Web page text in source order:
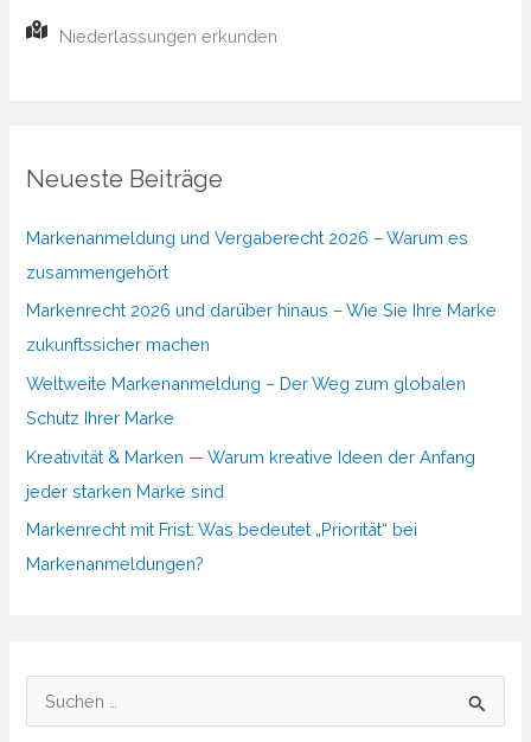
Niederlassungen erkunden
Neueste Beiträge
Markenanmeldung und Vergaberecht 2026 – Warum es
zusammengehört
Markenrecht 2026 und darüber hinaus – Wie Sie Ihre Marke
zukunftssicher machen
Weltweite Markenanmeldung – Der Weg zum globalen
Schutz Ihrer Marke
Kreativität & Marken — Warum kreative Ideen der Anfang
jeder starken Marke sind
Markenrecht mit Frist: Was bedeutet „Priorität“ bei
Markenanmeldungen?
u